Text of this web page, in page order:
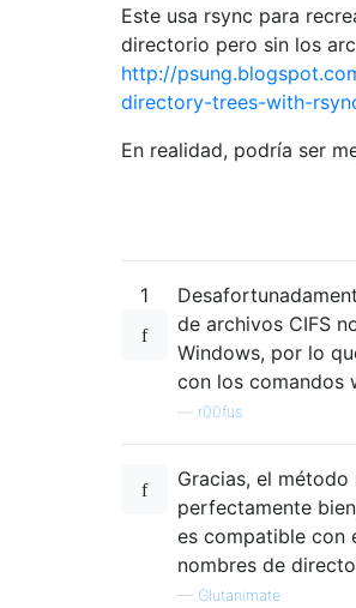
Este usa rsync para
directorio pero sin los
http://
directory-trees-with-
En realidad, podría ser
1
de archivos CIFS
Windows, por lo
con los comandos
r00fus
Gracias, el
perfectamente
es compatible con
nombres de
— Glutanimate